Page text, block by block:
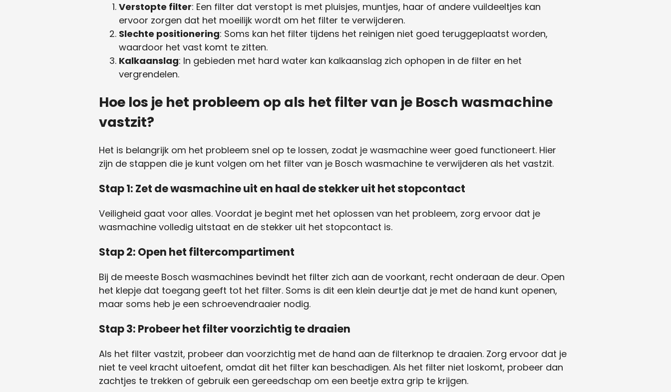
Verstopte filter: Een filter dat verstopt is met pluisjes, muntjes, haar of andere vuildeeltjes kan
ervoor zorgen dat het moeilijk wordt om het filter te verwijderen.
Slechte positionering: Soms kan het filter tijdens het reinigen niet goed teruggeplaatst worden,
waardoor het vast komt te zitten.
Kalkaanslag: In gebieden met hard water kan kalkaanslag zich ophopen in de filter en het
vergrendelen.
Hoe los je het probleem op als het filter van je Bosch wasmachine
vastzit?
Het is belangrijk om het probleem snel op te lossen, zodat je wasmachine weer goed functioneert. Hier
zijn de stappen die je kunt volgen om het filter van je Bosch wasmachine te verwijderen als het vastzit.
Stap 1: Zet de wasmachine uit en haal de stekker uit het stopcontact
Veiligheid gaat voor alles. Voordat je begint met het oplossen van het probleem, zorg ervoor dat je
wasmachine volledig uitstaat en de stekker uit het stopcontact is.
Stap 2: Open het filtercompartiment
Bij de meeste Bosch wasmachines bevindt het filter zich aan de voorkant, recht onderaan de deur. Open
het klepje dat toegang geeft tot het filter. Soms is dit een klein deurtje dat je met de hand kunt openen,
maar soms heb je een schroevendraaier nodig.
Stap 3: Probeer het filter voorzichtig te draaien
Als het filter vastzit, probeer dan voorzichtig met de hand aan de filterknop te draaien. Zorg ervoor dat je
niet te veel kracht uitoefent, omdat dit het filter kan beschadigen. Als het filter niet loskomt, probeer dan
zachtjes te trekken of gebruik een gereedschap om een beetje extra grip te krijgen.